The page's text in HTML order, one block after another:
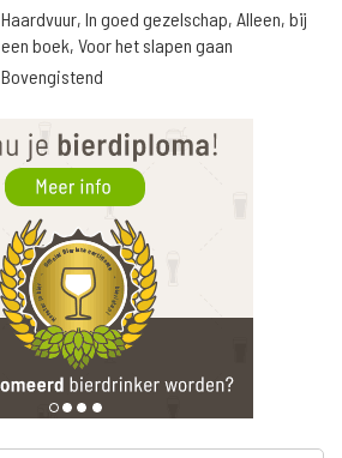
Haardvuur, In goed gezelschap, Alleen, bij
een boek, Voor het slapen gaan
Bovengistend